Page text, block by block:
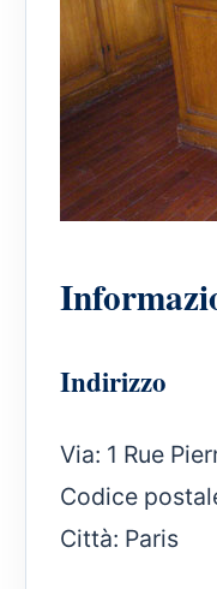
Indirizzo
Via: 1 Rue
Codice
Città: Paris